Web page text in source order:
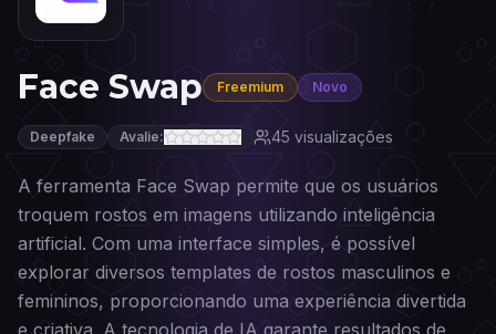
Face Swap Freemium Novo
Deepfake Avalie: 45 visualizações
A ferramenta Face Swap permite que os usuários
troquem rostos em imagens utilizando inteligência
artificial. Com uma interface simples, é possível
explorar diversos templates de rostos masculinos e
femininos, proporcionando uma experiência divertida
e criativa. A tecnologia de IA garante resultados de